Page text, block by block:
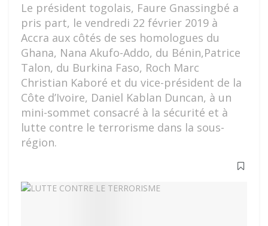
Le président togolais, Faure Gnassingbé a
pris part, le vendredi 22 février 2019 à
Accra aux côtés de ses homologues du
Ghana, Nana Akufo-Addo, du Bénin,Patrice
Talon, du Burkina Faso, Roch Marc
Christian Kaboré et du vice-président de la
Côte d’Ivoire, Daniel Kablan Duncan, à un
mini-sommet consacré à la sécurité et à
lutte contre le terrorisme dans la sous-
région.